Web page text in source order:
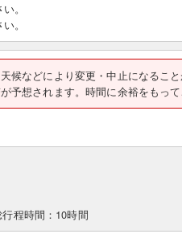
。
。
候などにより変更・中止になるこ
予想されます。時間に余裕をもっ
行程時間：10時間